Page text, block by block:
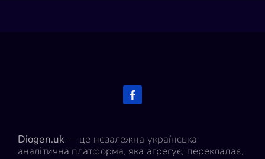
Diogen.uk — це незалежна українська
аналітична платформа, яка агрегує, перекладає,